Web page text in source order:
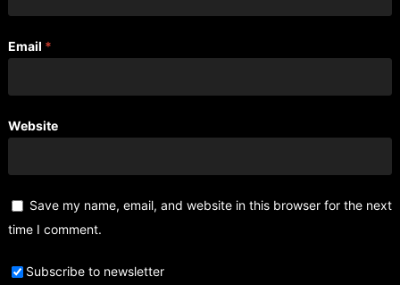
Email *
Website
Save my name, email, and website in this browser for the next
time I comment.
Subscribe to newsletter